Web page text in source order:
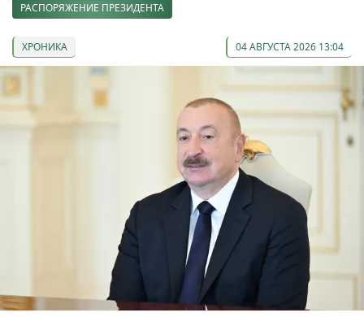
РАСПОРЯЖЕНИЕ ПРЕЗИДЕНТА
ХРОНИКА 04 АВГУСТА 2026 13:04